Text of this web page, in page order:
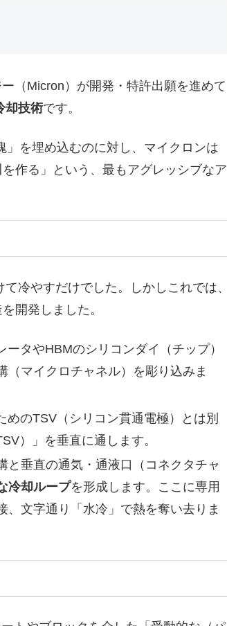
（Micron）が開発・特許出願を進めて
却技術です。
を埋め込むのに対し、マイクロンは
作る」という、最もアグレッシブなア
冷やすだけでした。しかしこれでは、
開発しました。
ータやHBMのシリコンダイ（チップ）
マイクロチャネル）を彫り込みま
めのTSV（シリコン貫通電極）とは別
）」を垂直に通します。
と垂直の通気・通液口（コネクタチャ
冷却ループを形成します。ここに専用
文字通り「水冷」で熱を奪い去りま